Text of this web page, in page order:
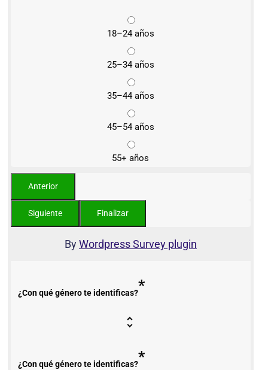
18–24 años
25–34 años
35–44 años
45–54 años
55+ años
ByWordpress Survey plugin
¿Con qué género te identificas?*
¿Con qué género te identificas?*